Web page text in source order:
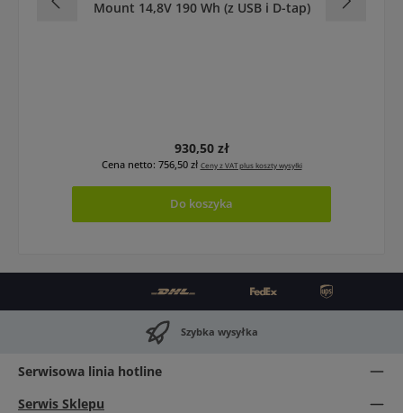
Mount 14,8V 190 Wh (z USB i D-tap)
Cena regularna:
930,50 zł
Cena netto: 756,50 zł Ceny z VAT plus koszty wysyłki
Do koszyka
Szybka wysyłka
Serwisowa linia hotline
Serwis Sklepu